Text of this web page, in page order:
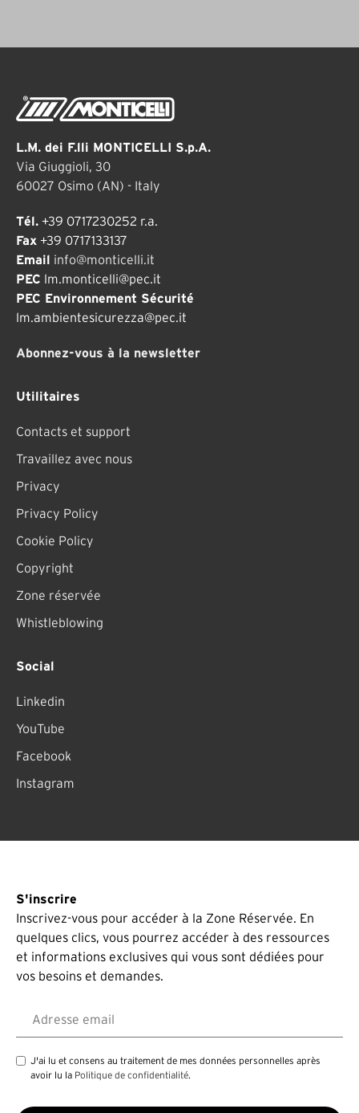
L.M. dei F.lli MONTICELLI S.p.A.
Via Giuggioli, 30
60027 Osimo (AN) - Italy
Tél. +39 0717230252 r.a.
Fax +39 0717133137
Email info@monticelli.it
PEC lm.monticelli@pec.it
PEC Environnement Sécurité
lm.ambientesicurezza@pec.it
Abonnez-vous à la newsletter
Utilitaires
Contacts et support
Travaillez avec nous
Privacy
Privacy Policy
Cookie Policy
Copyright
Zone réservée
Whistleblowing
Social
Linkedin
YouTube
Facebook
Instagram
S'inscrire
Inscrivez-vous pour accéder à la Zone Réservée. En
quelques clics, vous pourrez accéder à des ressources
et informations exclusives qui vous sont dédiées pour
vos besoins et demandes.
J'ai lu et consens au traitement de mes données personnelles après
avoir lu la Politique de confidentialité